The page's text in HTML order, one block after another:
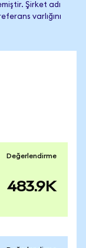
Şirket adı
varlığını
Değerlendirme
483.9K